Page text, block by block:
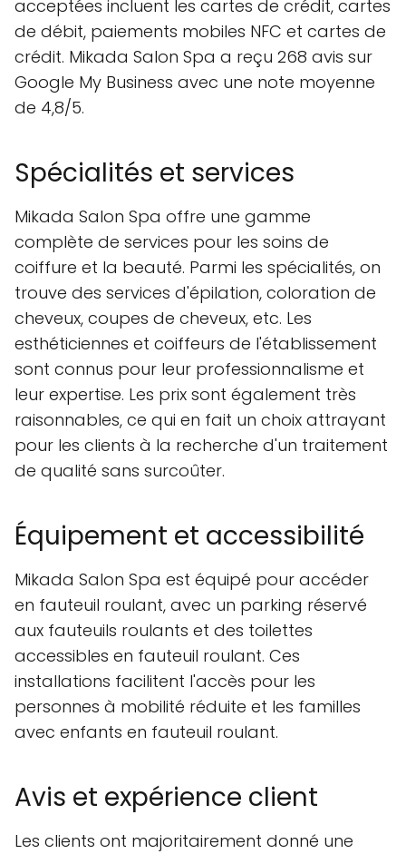
acceptées incluent les cartes de crédit, cartes
de débit, paiements mobiles NFC et cartes de
crédit. Mikada Salon Spa a reçu 268 avis sur
Google My Business avec une note moyenne
de 4,8/5.
Spécialités et services
Mikada Salon Spa offre une gamme
complète de services pour les soins de
coiffure et la beauté. Parmi les spécialités, on
trouve des services d'épilation, coloration de
cheveux, coupes de cheveux, etc. Les
esthéticiennes et coiffeurs de l'établissement
sont connus pour leur professionnalisme et
leur expertise. Les prix sont également très
raisonnables, ce qui en fait un choix attrayant
pour les clients à la recherche d'un traitement
de qualité sans surcoûter.
Équipement et accessibilité
Mikada Salon Spa est équipé pour accéder
en fauteuil roulant, avec un parking réservé
aux fauteuils roulants et des toilettes
accessibles en fauteuil roulant. Ces
installations facilitent l'accès pour les
personnes à mobilité réduite et les familles
avec enfants en fauteuil roulant.
Avis et expérience client
Les clients ont majoritairement donné une